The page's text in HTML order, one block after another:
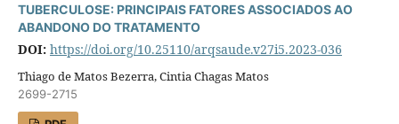
TUBERCULOSE: PRINCIPAIS FATORES ASSOCIADOS AO
ABANDONO DO TRATAMENTO
DOI: https://doi.org/10.25110/arqsaude.v27i5.2023-036
Thiago de Matos Bezerra, Cintia Chagas Matos
2699-2715